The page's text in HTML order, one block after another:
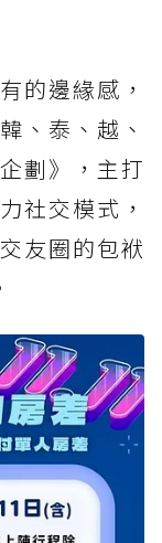
的邊緣感，
、泰、越、
劃》，主打
社交模式，
友圈的包袱